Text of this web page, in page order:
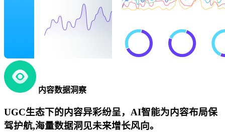
内容数据洞察
UGC生态下的内容异彩纷呈，AI智能为内容布局保
驾护航,海量数据洞见未来增长风向。